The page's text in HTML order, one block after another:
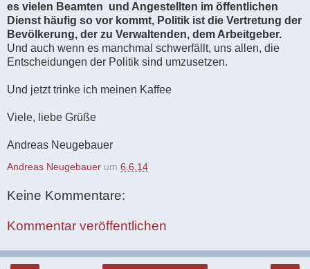
es vielen Beamten und Angestellten im öffentlichen
Dienst häufig so vor kommt, Politik ist die Vertretung der
Bevölkerung, der zu Verwaltenden, dem Arbeitgeber.
Und auch wenn es manchmal schwerfällt, uns allen, die
Entscheidungen der Politik sind umzusetzen.
Und jetzt trinke ich meinen Kaffee
Viele, liebe Grüße
Andreas Neugebauer
Andreas Neugebauer um 6.6.14
Keine Kommentare:
Kommentar veröffentlichen